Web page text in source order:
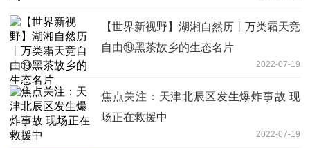
【世界新视野】湖湘自然历丨万类霜天竞
自由⑲黑茶故乡的生态名片
2022-07-19
焦点关注：天津北辰区发生爆炸事故 现
场正在救援中
2022-07-19